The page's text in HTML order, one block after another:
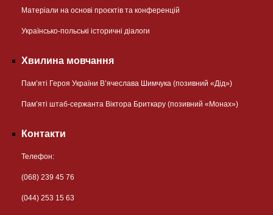
Матеріали на основі проєктів та конференцій
Українсько-польські історичні діалоги
Хвилина мовчання
Пам’яті Героя України В’ячеслава Шимчука (позивний «Дід»)
Пам’яті штаб-сержанта Віктора Бриткару (позивний «Монах»)
Контакти
Телефон:
(068) 239 45 76
(044) 253 15 63